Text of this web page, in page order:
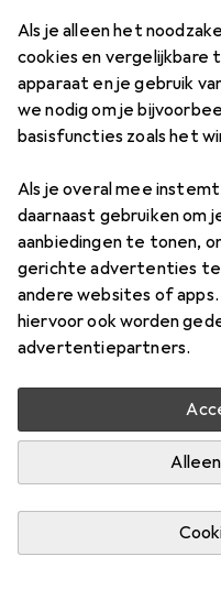
Als je alleen het
cookies en vergelijkbare
apparaat en je gebruik
we nodig om je
basisfuncties zoals het
Als je overal mee
daarnaast gebruiken om
aanbiedingen te tonen,
gerichte advertenties te
andere websites of
hiervoor ook worden
advertentiepartners.